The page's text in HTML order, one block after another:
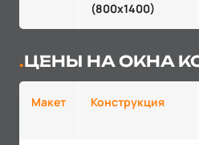
(800х1400)
ЦЕНЫ НА ОКНА
Макет Конструкция